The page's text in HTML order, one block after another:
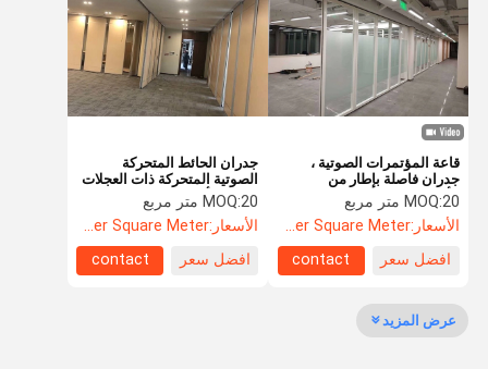
مراقبة الجودة اتصل بنا القضايا
قاعة المؤتمرات الصوتية ،
جدران فاصلة بإطار من
الألومنيوم ، مرونة كاملة في
الفضاء
MOQ:20 متر مربع
الأسعار:US$108.5 Per Square Meter
افضل سعر
contact
جدران الحائط المتحركة
الصوتية المتحركة ذات العجلات
الواحدة أو المزدوجة
MOQ:20 متر مربع
الأسعار:US$88.5 Per Square Meter
افضل سعر
contact
عرض المزيد